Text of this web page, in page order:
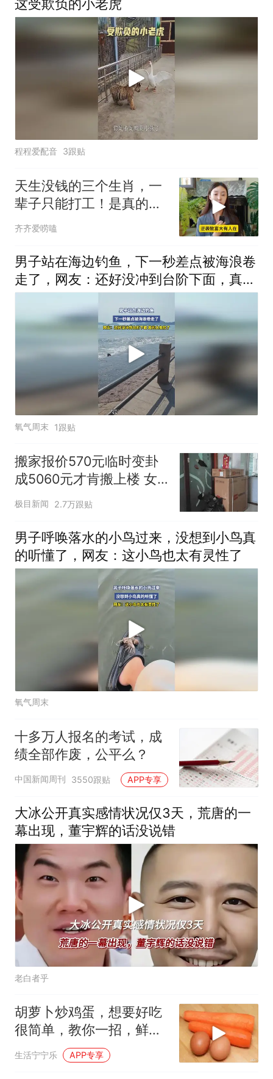
这受欺负的小老虎
程程爱配音 3跟贴
天生没钱的三个生肖，一
辈子只能打工！是真的
吗？
齐齐爱唠嗑
男子站在海边钓鱼，下一秒差点被海浪卷
走了，网友：还好没冲到台阶下面，真的
太危险了
氧气周末 1跟贴
搬家报价570元临时变卦
成5060元才肯搬上楼 女
子傻眼
极目新闻 2.7万跟贴
男子呼唤落水的小鸟过来，没想到小鸟真
的听懂了，网友：这小鸟也太有灵性了
氧气周末
十多万人报名的考试，成
绩全部作废，公平么？
中国新闻周刊 3550跟贴 APP专享
大冰公开真实感情状况仅3天，荒唐的一
幕出现，董宇辉的话没说错
老白者乎
胡萝卜炒鸡蛋，想要好吃
很简单，教你一招，鲜脆
爽口，吃着真下饭
生活宁宁乐 APP专享